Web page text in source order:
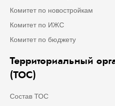
Комитет по новостройкам
Комитет по ИЖС
Комитет по бюджету
Территориальный
(ТОС)
Состав ТОС